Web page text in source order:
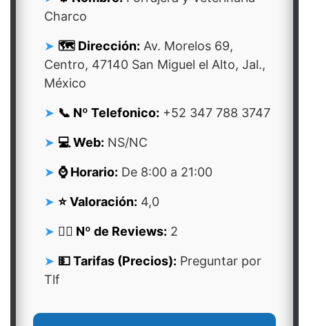
Charco
🗺️ Dirección: Av. Morelos 69,
Centro, 47140 San Miguel el Alto, Jal.,
México
📞 Nº Telefonico: +52 347 788 3747
💻 Web: NS/NC
⌚ Horario: De 8:00 a 21:00
⭐ Valoración: 4,0
👍🏻 Nº de Reviews: 2
💵 Tarifas (Precios): Preguntar por
Tlf